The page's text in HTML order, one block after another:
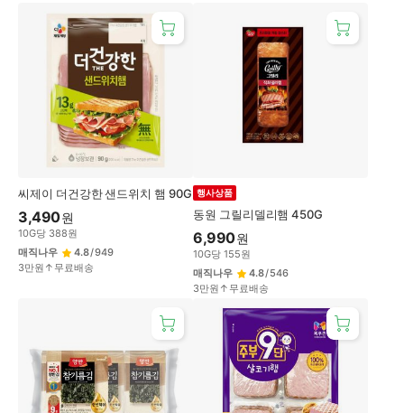
씨제이 더건강한 샌드위치 햄 90G
3,490원
10G당 388원
매직나우
4.8/949
3만원↑무료배송
동원 그릴리델리햄 450G
행사상품
6,990원
10G당 155원
매직나우
4.8/546
3만원↑무료배송